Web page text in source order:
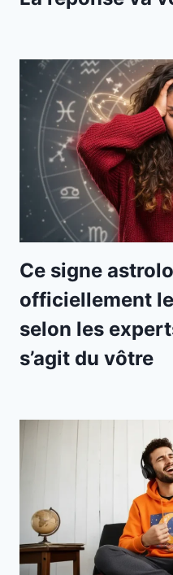
Ce signe
officiellement
selon les
s’agit du vôtre